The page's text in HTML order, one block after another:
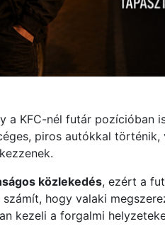
a KFC-nél futár pozícióban
piros autókkal
közlekedés, ezért a
hogy valaki
kezeli a forgalmi